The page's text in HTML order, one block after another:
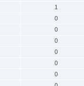
1
0
0
0
0
0
0